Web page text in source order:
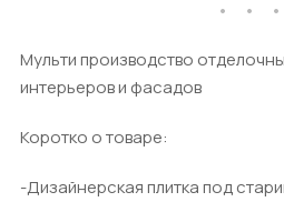
Мульти производство
интерьеров и фасадов
Коротко о товаре:
-Дизайнерская плитка под